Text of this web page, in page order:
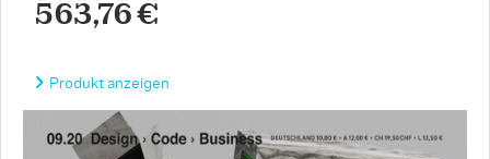
563,76 €
Produkt anzeigen